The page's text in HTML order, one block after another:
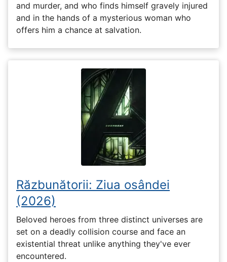
and murder, and who finds himself gravely injured
and in the hands of a mysterious woman who
offers him a chance at salvation.
Răzbunătorii: Ziua osândei
(2026)
Beloved heroes from three distinct universes are
set on a deadly collision course and face an
existential threat unlike anything they've ever
encountered.